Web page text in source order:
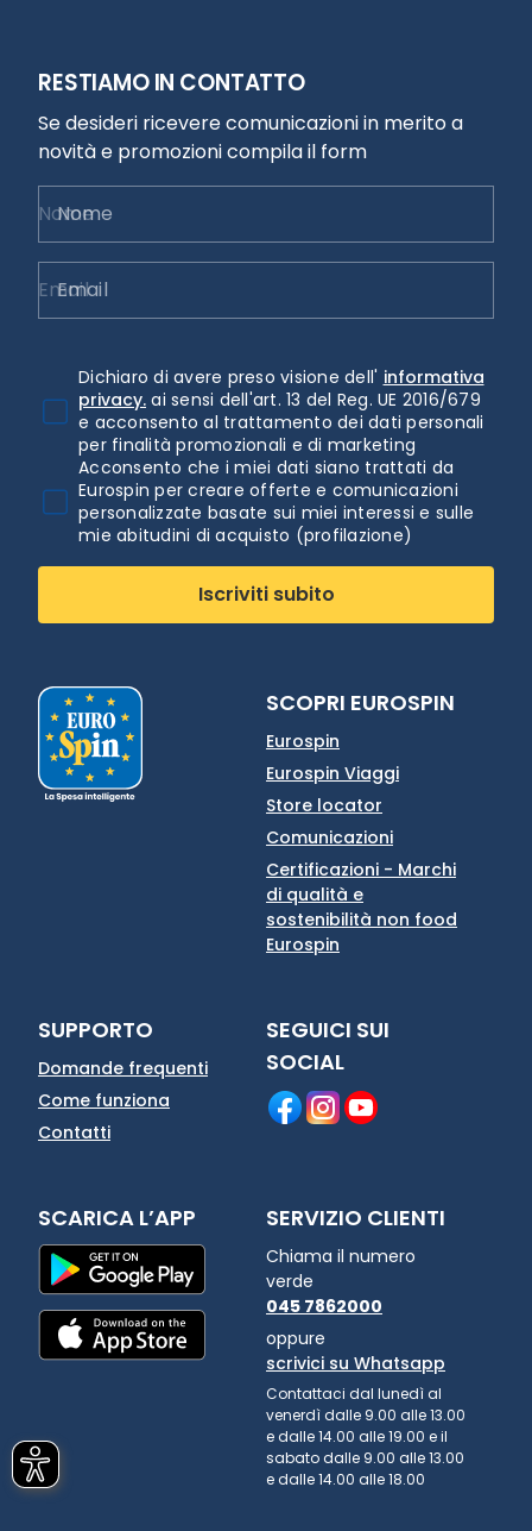
RESTIAMO IN CONTATTO
Se desideri ricevere comunicazioni in merito a
novità e promozioni compila il form
Nome
Email
Dichiaro di avere preso visione dell' informativa
privacy. ai sensi dell'art. 13 del Reg. UE 2016/679
e acconsento al trattamento dei dati personali
per finalità promozionali e di marketing
Acconsento che i miei dati siano trattati da
Eurospin per creare offerte e comunicazioni
personalizzate basate sui miei interessi e sulle
mie abitudini di acquisto (profilazione)
Iscriviti subito
SCOPRI EUROSPIN
Eurospin
Eurospin Viaggi
Store locator
Comunicazioni
Certificazioni - Marchi
di qualità e
sostenibilità non food
Eurospin
SUPPORTO
Domande frequenti
Come funziona
Contatti
SEGUICI SUI
SOCIAL
SCARICA L’APP SERVIZIO CLIENTI
Chiama il numero
verde
045 7862000
oppure
scrivici su Whatsapp
Contattaci dal lunedì al
venerdì dalle 9.00 alle 13.00
e dalle 14.00 alle 19.00 e il
sabato dalle 9.00 alle 13.00
e dalle 14.00 alle 18.00